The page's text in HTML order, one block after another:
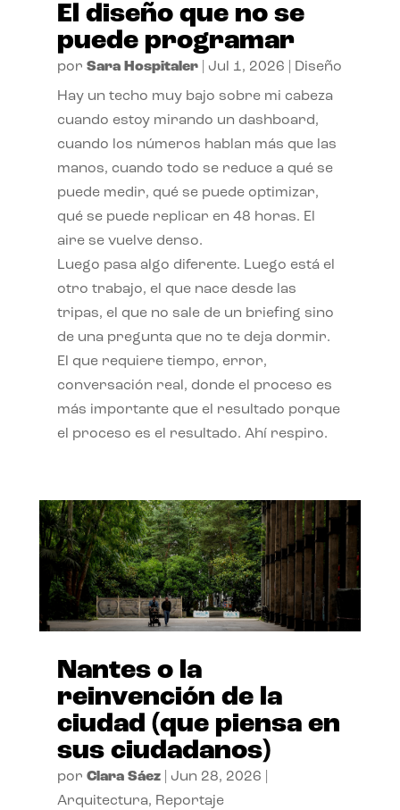
El diseño que no se
puede programar
por Sara Hospitaler| Jul 1, 2026 Diseño
Hay un techo muy bajo sobre mi cabeza
cuando estoy mirando un dashboard,
cuando los números hablan más que las
manos, cuando todo se reduce a qué se
puede medir, qué se puede optimizar,
qué se puede replicar en 48 horas. El
aire se vuelve denso.
Luego pasa algo diferente. Luego está el
otro trabajo, el que nace desde las
tripas, el que no sale de un briefing sino
de una pregunta que no te deja dormir.
El que requiere tiempo, error,
conversación real, donde el proceso es
más importante que el resultado porque
el proceso es el resultado. Ahí respiro.
Nantes o la
reinvención de la
ciudad (que piensa en
sus ciudadanos)
por Clara Sáez| Jun 28, 2026
Arquitectura, Reportaje